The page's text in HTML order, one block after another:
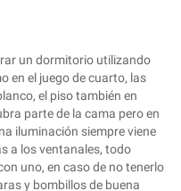
un dormitorio utilizando
en el juego de cuarto, las
el piso también en
parte de la cama pero en
iluminación siempre viene
a los ventanales, todo
uno, en caso de no tenerlo
y bombillos de buena